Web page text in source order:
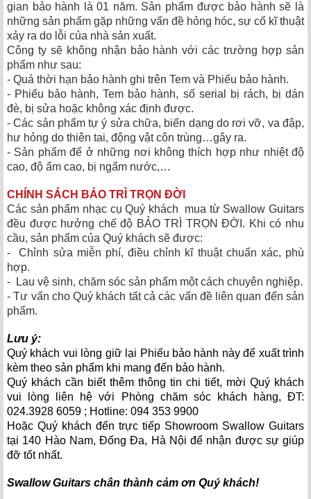
gian bảo hành là 01 năm. Sản phẩm được bảo hành sẽ là
những sản phẩm gặp những vấn đề hỏng hóc, sự cố kĩ thuật
xảy ra do lỗi của nhà sản xuất.
Công ty sẽ không nhận bảo hành với các trường hợp sản
phẩm như sau:
- Quá thời hạn bảo hành ghi trên Tem và Phiếu bảo hành.
- Phiếu bảo hành, Tem bảo hành, số serial bị rách, bị dán
đè, bị sửa hoặc không xác định được.
- Các sản phẩm tự ý sửa chữa, biến dạng do rơi vỡ, va đập,
hư hỏng do thiên tai, động vật côn trùng…gây ra.
- Sản phẩm để ở những nơi không thích hợp như nhiệt độ
cao, độ ẩm cao, bị ngấm nước,…
CHÍNH SÁCH BẢO TRÌ TRỌN ĐỜI
Các sản phẩm nhạc cụ Quý khách mua từ Swallow Guitars
đều được hưởng chế độ BẢO TRÌ TRỌN ĐỜI. Khi có nhu
cầu, sản phẩm của Quý khách sẽ được:
- Chỉnh sửa miễn phí, điều chỉnh kĩ thuật chuẩn xác, phù
hợp.
- Lau vệ sinh, chăm sóc sản phẩm một cách chuyên nghiệp.
- Tư vấn cho Quý khách tất cả các vấn đề liên quan đến sản
phẩm.
Lưu ý:
Quý khách vui lòng giữ lại Phiếu bảo hành này để xuất trình
kèm theo sản phẩm khi mang đến bảo hành.
Quý khách cần biết thêm thông tin chi tiết, mời Quý khách
vui lòng liên hệ với Phòng chăm sóc khách hàng, ĐT:
024.3928 6059 ; Hotline: 094 353 9900
Hoặc Quý khách đến trực tiếp Showroom Swallow Guitars
tại 140 Hào Nam, Đống Đa, Hà Nội để nhận được sự giúp
đỡ tốt nhất.
Swallow Guitars chân thành cảm ơn Quý khách!